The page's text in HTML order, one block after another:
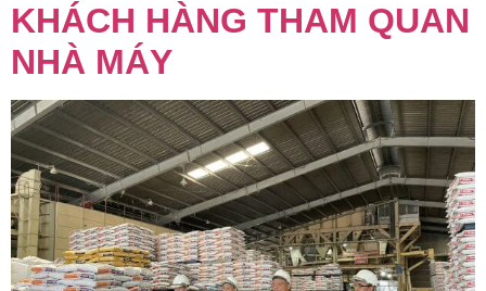
KHÁCH HÀNG THAM QUAN
NHÀ MÁY